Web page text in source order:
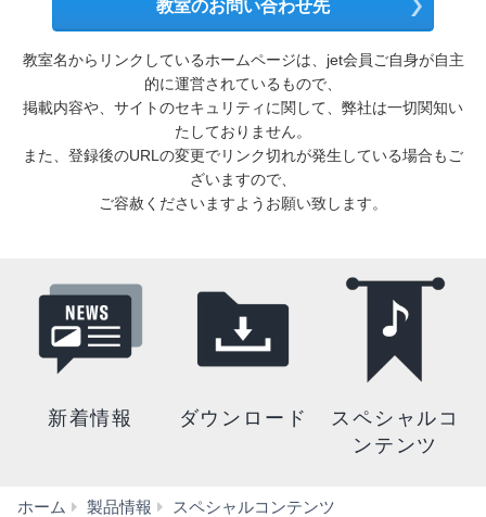
教室のお問い合わせ先
教室名からリンクしているホームページは、jet会員ご自身が自主
的に運営されているもので、
掲載内容や、サイトのセキュリティに関して、弊社は一切関知い
たしておりません。
また、登録後のURLの変更でリンク切れが発生している場合もご
ざいますので、
ご容赦くださいますようお願い致します。
新着情報 ダウンロード
スペシャルコ
ンテンツ
ホーム 製品情報
スペシャルコンテンツ